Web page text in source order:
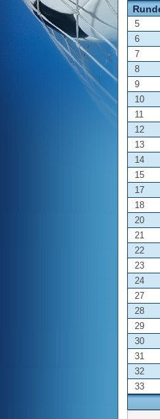
5
6
7
8
9
10
11
12
13
14
15
17
18
20
21
22
23
24
27
28
29
30
31
32
33